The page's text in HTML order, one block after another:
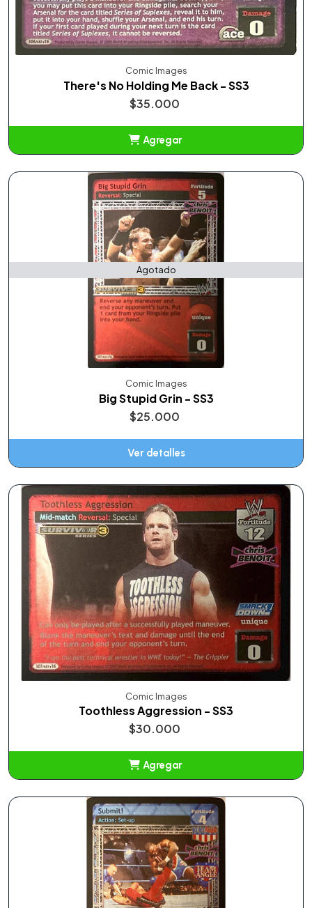
Comic Images
There's No Holding Me Back - SS3
$35.000
Agregar
Agotado
Comic Images
Big Stupid Grin - SS3
$25.000
Ver detalles
Comic Images
Toothless Aggression - SS3
$30.000
Agregar